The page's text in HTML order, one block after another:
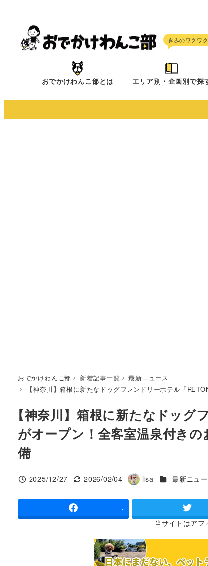
へ
おでかけわんこ部とは エリア別・企画別で探
おでかけわんこ部 新着記事一覧
最新ニュース
【神奈川】箱根に新たなドッグフレンドリーホテル「
【神奈川】箱根に新たなドッグ
がオープン！全客室温泉付き
備
投稿日
2025/12/27
更新日
2026/02/04
著
lisa カテゴリー
最新ニュ
-
当サイトはアフ